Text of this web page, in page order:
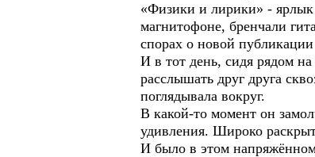
«Физики и лирики» - ярлык
магнитофоне, бренчали
спорах о новой
И в тот день, сидя рядом на
расслышать друг друга
поглядывала вокруг.
В какой-то момент он
удивления. Широко
И было в этом напряжённом